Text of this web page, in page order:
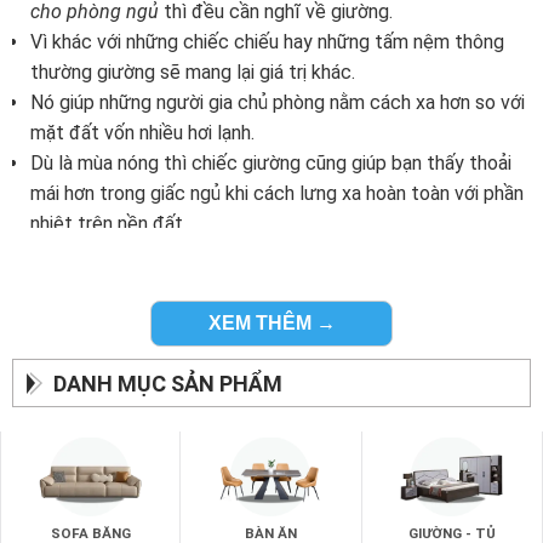
cho phòng ngủ thì đều cần nghĩ về giường.
Vì khác với những chiếc chiếu hay những tấm nệm thông
thường giường sẽ mang lại giá trị khác.
Nó giúp những người gia chủ phòng nằm cách xa hơn so với
mặt đất vốn nhiều hơi lạnh.
Dù là mùa nóng thì chiếc giường cũng giúp bạn thấy thoải
mái hơn trong giấc ngủ khi cách lưng xa hoàn toàn với phần
nhiệt trên nền đất.
Đó là cách giúp mọi bộ phận cơ thể được thư giãn và giải
căn thẳng của cả một ngày.
Như vậy bạn sẽ có được giấc ngủ ngon với những giây phút
thư giãn tốt nhất.
XEM THÊM →
DANH MỤC SẢN PHẨM
SOFA BĂNG BÀN ĂN GIƯỜNG - TỦ